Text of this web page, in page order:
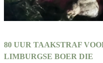
80 UUR TAAKSTRAF
LIMBURGSE BOER DIE